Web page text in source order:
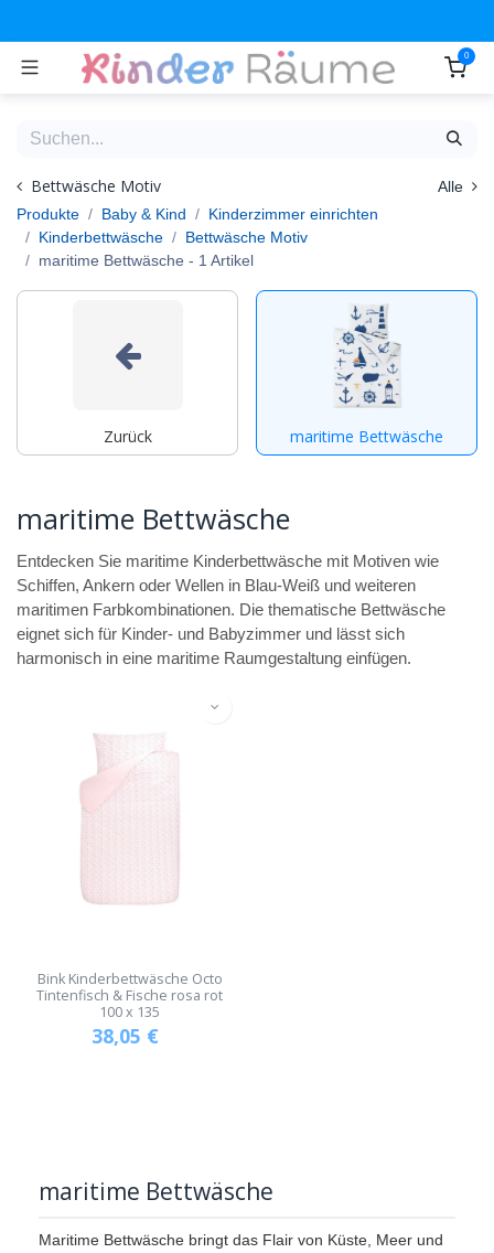
0
Bettwäsche Motiv
Alle
Produkte
Baby & Kind
Kinderzimmer einrichten
Kinderbettwäsche
Bettwäsche Motiv
maritime Bettwäsche - 1 Artikel
Zurück maritime Bettwäsche
maritime Bettwäsche
Entdecken Sie maritime Kinderbettwäsche mit Motiven wie
Schiffen, Ankern oder Wellen in Blau-Weiß und weiteren
maritimen Farbkombinationen. Die thematische Bettwäsche
eignet sich für Kinder- und Babyzimmer und lässt sich
harmonisch in eine maritime Raumgestaltung einfügen.
Bink Kinderbettwäsche Octo
Tintenfisch & Fische rosa rot
100 x 135
38,05 €
maritime Bettwäsche
Maritime Bettwäsche bringt das Flair von Küste, Meer und